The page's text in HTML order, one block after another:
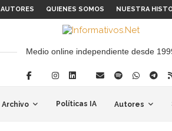
AUTORES QUIENES SOMOS NUESTRA
Medio online independiente desde
Archivo Políticas IA Autores